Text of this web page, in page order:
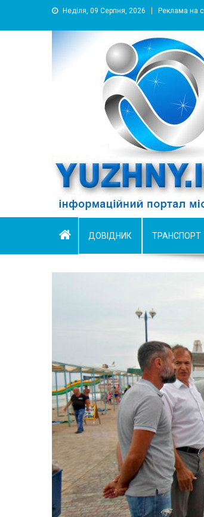
Неділя, 09 Серпня, 2026 Реклама на
информационный портал
ДОВІДНИК ТРАНСПОРТ